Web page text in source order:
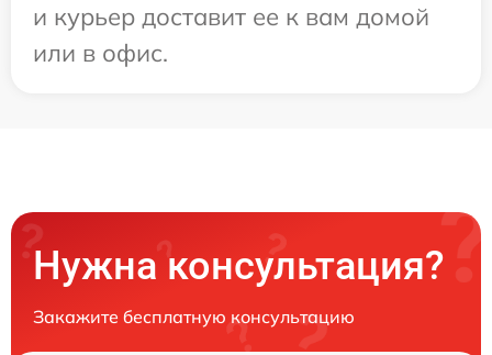
и курьер доставит ее к вам домой
или в офис.
Нужна консультация?
Закажите бесплатную консультацию